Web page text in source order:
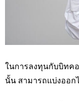
ในการลงทุนกับบิทค
นั้น สามารถแบ่งออก